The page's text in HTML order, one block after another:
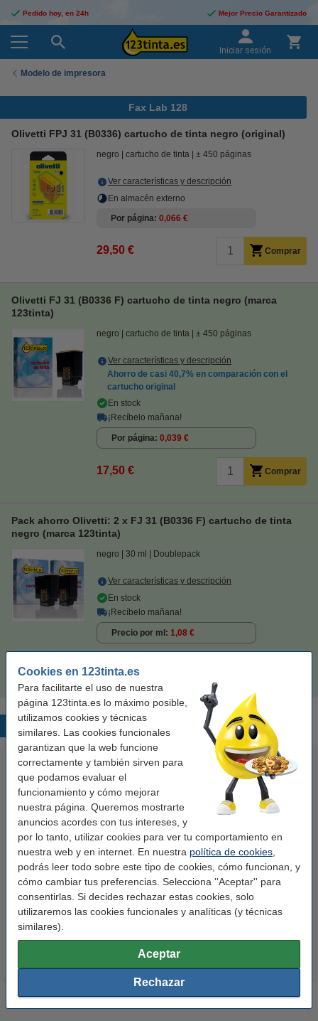
Cookies en 123tinta.es
Para facilitarte el uso de nuestra
página 123tinta.es lo máximo posible,
utilizamos cookies y técnicas
similares. Las cookies funcionales
garantizan que la web funcione
correctamente y también sirven para
que podamos evaluar el
funcionamiento y cómo mejorar
nuestra página. Queremos mostrarte
anuncios acordes con tus intereses, y
por lo tanto, utilizar cookies para ver tu comportamiento en
nuestra web y en internet. En nuestra política de cookies
podrás leer todo sobre este tipo de cookies, cómo funcionan, y
cómo cambiar tus preferencias. Selecciona ''Aceptar'' para
consentirlas. Si decides rechazar estas cookies, solo
utilizaremos las cookies funcionales y analíticas (y técnicas
similares).
Aceptar
Rechazar
Pedido hoy, en 24h Mejor Precio Garantizado
Iniciar sesión
Modelo de impresora
Fax Lab 128
Olivetti FPJ 31 (B0336) cartucho de tinta negro (original)
negro cartucho de tinta ± 450 páginas
Ver características y descripción
En almacén externo
Por página 0,066 €
29,50 € Comprar
Olivetti FJ 31 (B0336 F) cartucho de tinta negro (marca
123tinta)
negro cartucho de tinta ± 450 páginas
Ver características y descripción
Ahorro de casi 40,7% en comparación con el
cartucho original
En stock
¡Recíbelo mañana!
Por página 0,039 €
17,50 € Comprar
Pack ahorro Olivetti: 2 x FJ 31 (B0336 F) cartucho de tinta
negro (marca 123tinta)
negro 30 ml Doublepack
Ver características y descripción
En stock
¡Recíbelo mañana!
Precio por ml 1,08 €
32,50 €
Productos destacados
123tinta Papel fotográfico
Premium Glossy brillo alto | 10 x
15 cm | 260g | 100 hojas
10,50 € Incl. 21% IVA
123tinta Pilas Alcalinas Xtreme
Power AA - LR06 - MN1500 - 24
unidades
14,50 € Incl. 21% IVA